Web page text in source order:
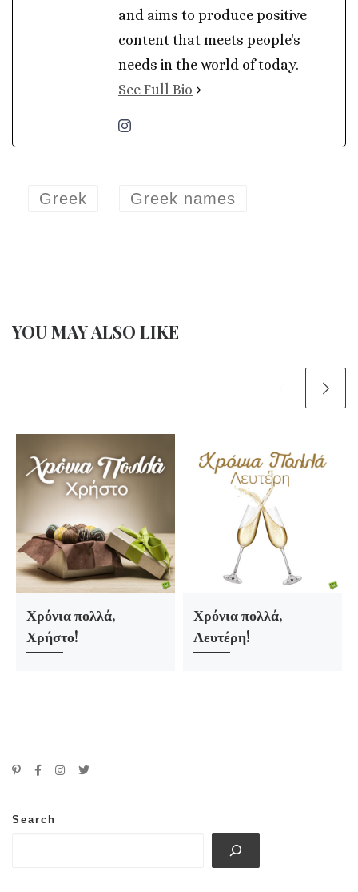
and aims to produce positive
content that meets people's
needs in the world of today.
See Full Bio
Greek Greek names
YOU MAY ALSO LIKE
Χρόνια πολλά,
Χρήστο!
Χρόνια πολλά,
Λευτέρη!
Search